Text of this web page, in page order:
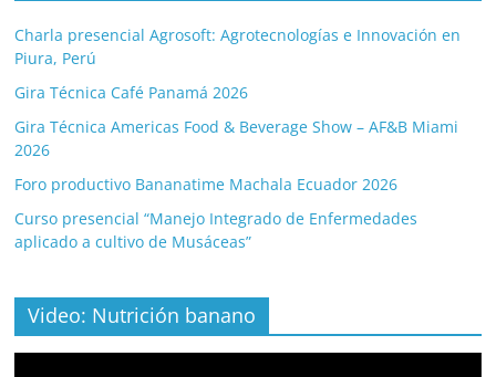
Charla presencial Agrosoft: Agrotecnologías e Innovación en
Piura, Perú
Gira Técnica Café Panamá 2026
Gira Técnica Americas Food & Beverage Show – AF&B Miami
2026
Foro productivo Bananatime Machala Ecuador 2026
Curso presencial “Manejo Integrado de Enfermedades
aplicado a cultivo de Musáceas”
Video: Nutrición banano